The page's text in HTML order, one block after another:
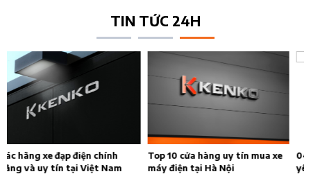
TIN TỨC 24H
04 xe máy điện nhỏ gọn được
yêu thích nhất đầu năm 2023
4 kinh nghiệm đi xe đạp điện
cho bền đẹp năm 2023 không